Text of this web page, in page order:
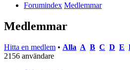
Forumindex Medlemmar
Medlemmar
Hitta en medlem • Alla A B C D E
2156 användare